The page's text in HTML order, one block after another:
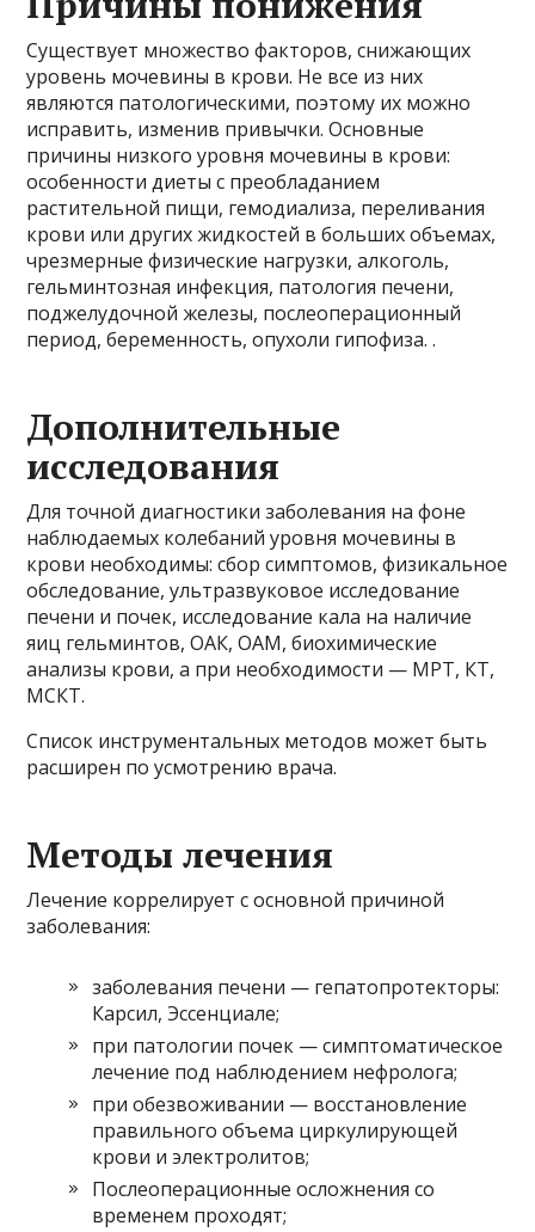
Существует множество факторов, снижающих
уровень мочевины в крови. Не все из них
являются патологическими, поэтому их можно
исправить, изменив привычки. Основные
причины низкого уровня мочевины в крови:
особенности диеты с преобладанием
растительной пищи, гемодиализа, переливания
крови или других жидкостей в больших объемах,
чрезмерные физические нагрузки, алкоголь,
гельминтозная инфекция, патология печени,
поджелудочной железы, послеоперационный
период, беременность, опухоли гипофиза. .
Дополнительные
исследования
Для точной диагностики заболевания на фоне
наблюдаемых колебаний уровня мочевины в
крови необходимы: сбор симптомов, физикальное
обследование, ультразвуковое исследование
печени и почек, исследование кала на наличие
яиц гельминтов, ОАК, ОАМ, биохимические
анализы крови, а при необходимости — МРТ, КТ,
МСКТ.
Список инструментальных методов может быть
расширен по усмотрению врача.
Методы лечения
Лечение коррелирует с основной причиной
заболевания:
заболевания печени — гепатопротекторы:
Карсил, Эссенциале;
при патологии почек — симптоматическое
лечение под наблюдением нефролога;
при обезвоживании — восстановление
правильного объема циркулирующей
крови и электролитов;
Послеоперационные осложнения со
временем проходят;